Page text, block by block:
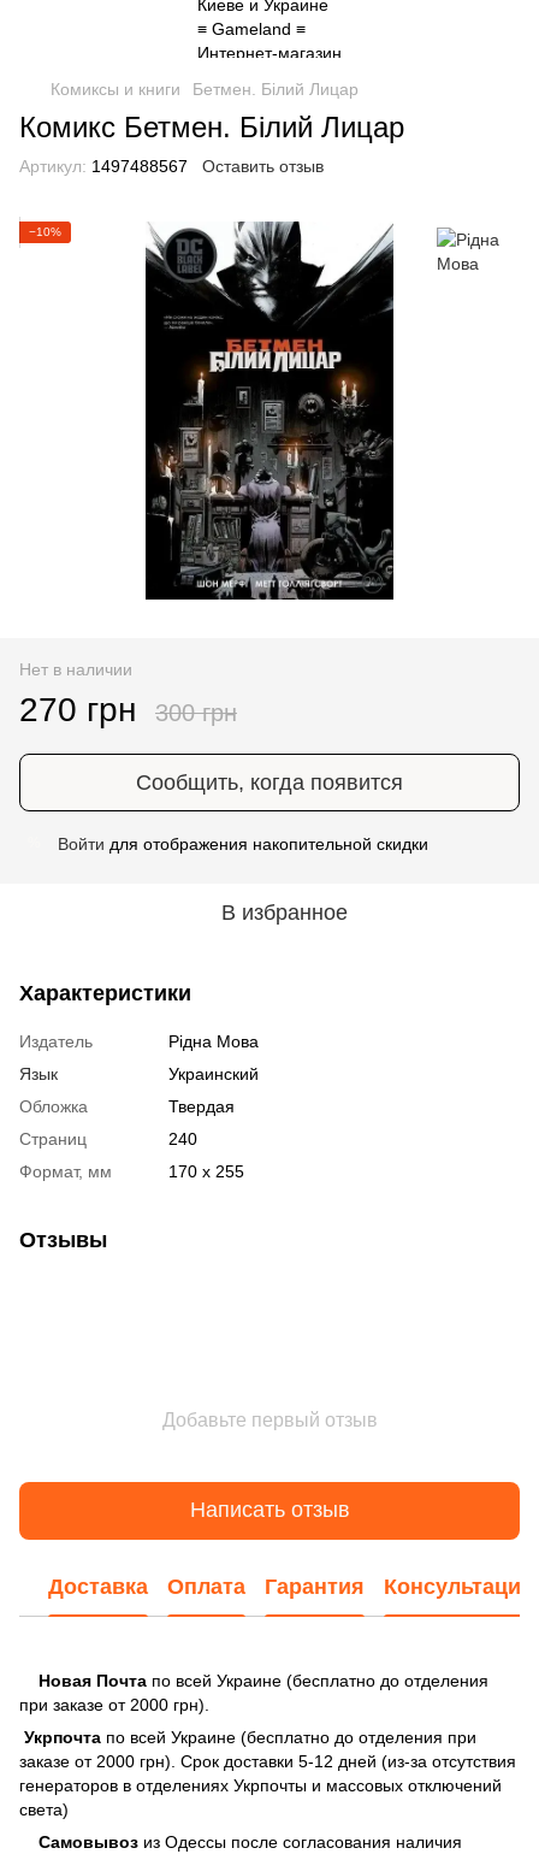
Комиксы и книги Бетмен. Білий Лицар
Комикс Бетмен. Білий Лицар
Артикул: 1497488567 Оставить отзыв
−10%
Нет в наличии
270 грн 300 грн
Сообщить, когда появится
Войти для отображения накопительной скидки
В избранное
Характеристики
Издатель
Рідна Мова
Язык
Украинский
Обложка
Твердая
Страниц
240
Формат, мм
170 x 255
Отзывы
Добавьте первый отзыв
Написать отзыв
Доставка Оплата Гарантия Консультация
Новая Почта по всей Украине (бесплатно до отделения
при заказе от 2000 грн).
Укрпочта по всей Украине (бесплатно до отделения при
заказе от 2000 грн). Срок доставки 5-12 дней (из-за отсутствия
генераторов в отделениях Укрпочты и массовых отключений
света)
Самовывоз из Одессы после согласования наличия